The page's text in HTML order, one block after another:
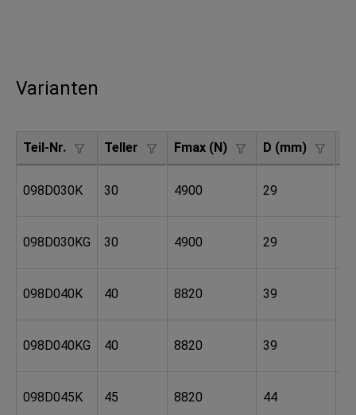
Varianten
Teil-Nr. Teller Fmax (N) D (mm)
098D030K 30 4900 29
098D030KG 30 4900 29
098D040K 40 8820 39
098D040KG 40 8820 39
098D045K 45 8820 44